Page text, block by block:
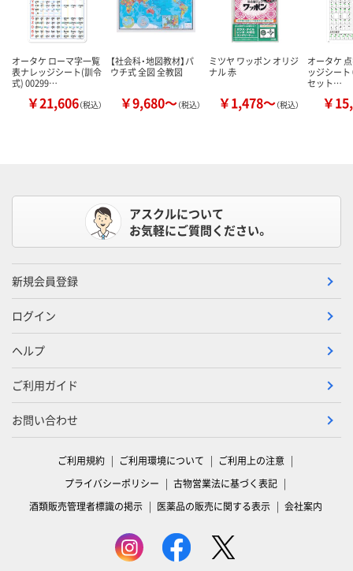
オータケ ローマ字一覧
表ナレッジシート(訓令
式) 00299…
￥21,606（税込）
【社会科・地図教材】パ
ウチ式 全図 全教図
￥9,680～（税込）
ミツヤ ワッポン オリジ
ナル 赤
￥1,478～（税込）
オータケ
ッジシー
セット…
￥
アスクルについて
お気軽にご質問ください。
新規会員登録
ログイン
ヘルプ
ご利用ガイド
お問い合わせ
ご利用規約 ご利用環境について
ご利用上の注意
プライバシーポリシー
古物営業法に基づく表記
酒類販売管理者標識の掲示
医薬品の販売に関する表示 会社案内